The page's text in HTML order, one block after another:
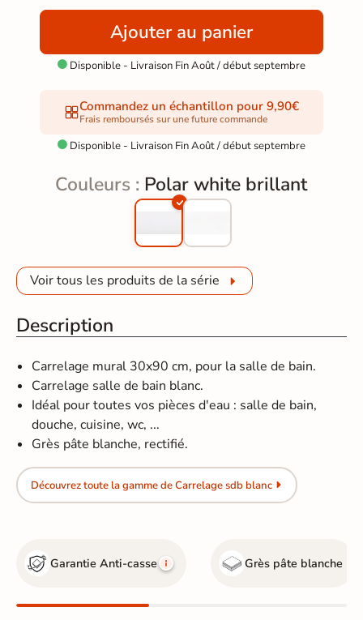
Ajouter au panier
 Disponible - Livraison Fin Août / début septembre
Commandez un échantillon pour 9,90€
Frais remboursés sur une future commande
 Disponible - Livraison Fin Août / début septembre
Couleurs : Polar white brillant
Voir tous les produits de la série
Description
Carrelage mural 30x90 cm, pour la salle de bain.
Carrelage salle de bain blanc.
Idéal pour toutes vos pièces d'eau : salle de bain,
douche, cuisine, wc, ...
Grès pâte blanche, rectifié.
Découvrez toute la gamme de Carrelage sdb blanc
Garantie Anti-casse Grès pâte blanche